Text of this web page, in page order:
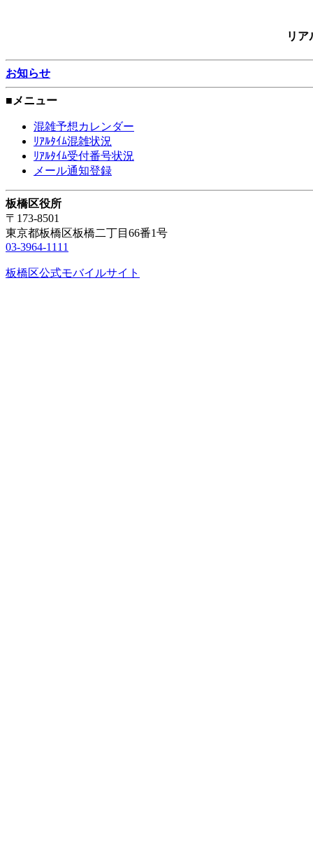
リア
お知らせ
■メニュー
混雑予想カレンダー
ﾘｱﾙﾀｲﾑ混雑状況
ﾘｱﾙﾀｲﾑ受付番号状況
メール通知登録
板橋区役所
〒173-8501
東京都板橋区板橋二丁目66番1号
03-3964-1111
板橋区公式モバイルサイト